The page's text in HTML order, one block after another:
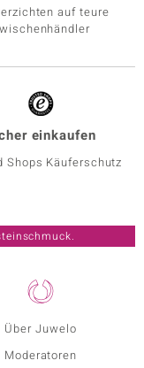
Über Juwelo
Moderatoren
auf teure
einkaufen
Shops Käuferschutz